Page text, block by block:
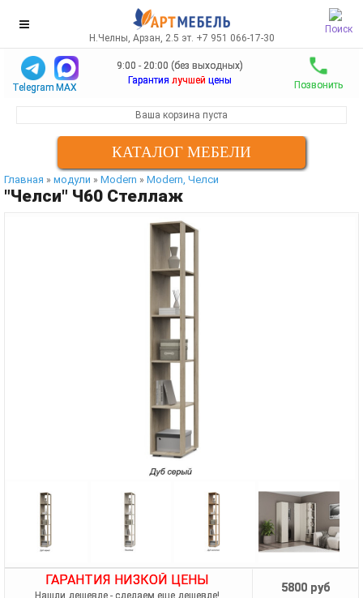
Поиск
Н.Челны, Арзан, 2.5 эт. +7 951 066-17-30
Telegram MAX
9:00 - 20:00 (без выходных)
Гарантия лучшей цены Позвонить
Ваша корзина пуста
КАТАЛОГ МЕБЕЛИ
Главная » модули » Modern » Modern, Челси
"Челси" Ч60 Стеллаж
ГАРАНТИЯ НИЗКОЙ ЦЕНЫ
Нашли дешевле - сделаем еще дешевле!
5800 руб